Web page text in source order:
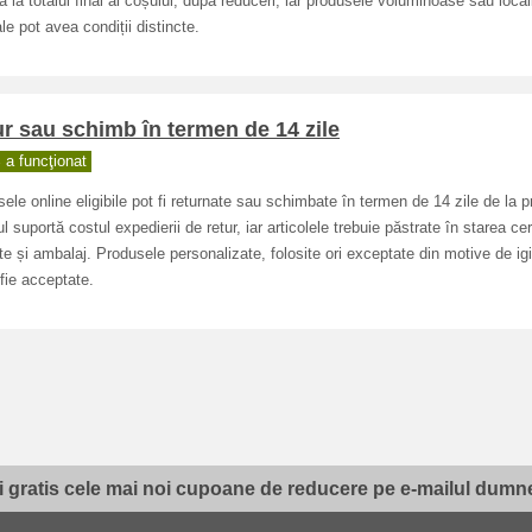
pot avea condiții distincte.
sau schimb în termen de 14 zile
a funcţionat
online eligibile pot fi returnate sau schimbate în termen de 14 zile de la
suportă costul expedierii de retur, iar articolele trebuie păstrate în starea
și ambalaj. Produsele personalizate, folosite ori exceptate din motive de
acceptate.
gratis cele mai noi cupoane de reducere pe e-mailul